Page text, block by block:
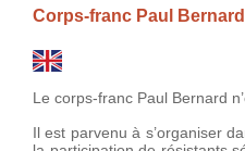
Corps-franc Paul Bernard
Le corps-franc Paul Bernard
Il est parvenu à s’organiser